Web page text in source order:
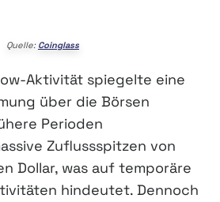
Quelle: Coinglass
Aktivität spiegelte eine
über die Börsen
Perioden
Zuflussspitzen von
Dollar, was auf temporäre
hindeutet. Dennoch